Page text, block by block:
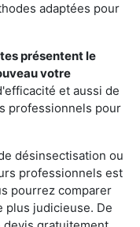
adaptées pour
présentent le
votre
et aussi de
professionnels pour
désinsectisation ou
professionnels est
pourrez comparer
plus judicieuse. De